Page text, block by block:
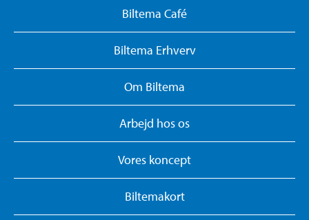
Biltema Café
Biltema Erhverv
Om Biltema
Arbejd hos os
Vores koncept
Biltemakort